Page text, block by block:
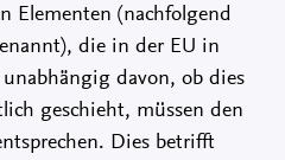
Elementen (nachfolgend
die in der EU in
davon, ob dies
geschieht, müssen den
Dies betrifft